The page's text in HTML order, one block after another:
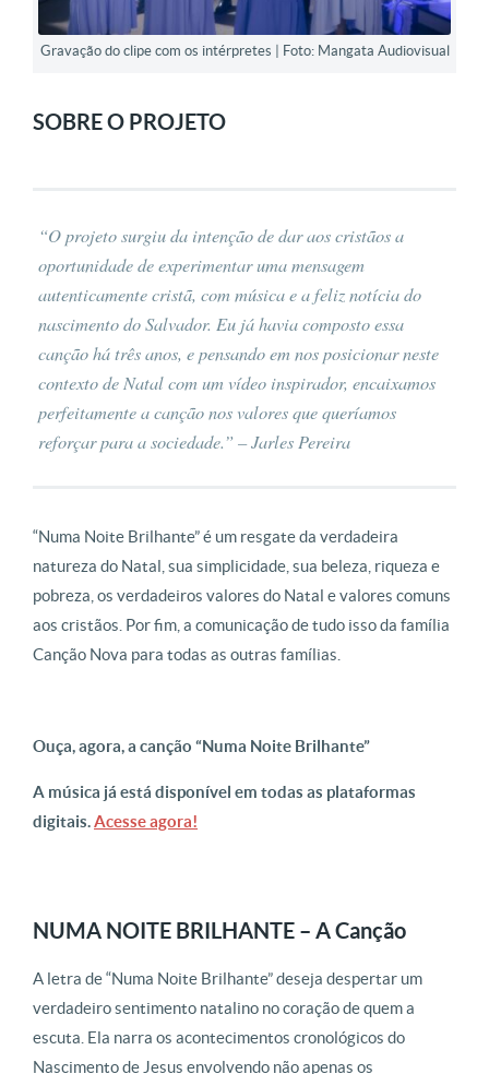
Gravação do clipe com os intérpretes | Foto: Mangata Audiovisual
SOBRE O PROJETO
“O projeto surgiu da intenção de dar aos cristãos a
oportunidade de experimentar uma mensagem
autenticamente cristã, com música e a feliz notícia do
nascimento do Salvador. Eu já havia composto essa
canção há três anos, e pensando em nos posicionar neste
contexto de Natal com um vídeo inspirador, encaixamos
perfeitamente a canção nos valores que queríamos
reforçar para a sociedade.” – Jarles Pereira
“Numa Noite Brilhante” é um resgate da verdadeira
natureza do Natal, sua simplicidade, sua beleza, riqueza e
pobreza, os verdadeiros valores do Natal e valores comuns
aos cristãos. Por fim, a comunicação de tudo isso da família
Canção Nova para todas as outras famílias.
Ouça, agora, a canção “Numa Noite Brilhante”
A música já está disponível em todas as plataformas
digitais.Acesse agora!
NUMA NOITE BRILHANTE – A Canção
A letra de “Numa Noite Brilhante” deseja despertar um
verdadeiro sentimento natalino no coração de quem a
escuta. Ela narra os acontecimentos cronológicos do
Nascimento de Jesus envolvendo não apenas os